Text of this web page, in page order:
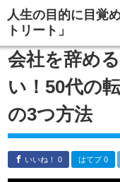
人生の目的に目覚
トリート」
会社を辞め
い！50代の
の3つ方法
いいね！ 0 はてブ 0